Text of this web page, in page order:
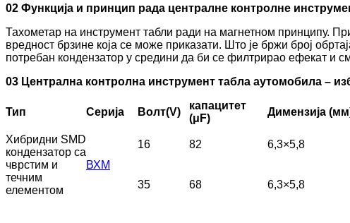
02 Функција и принцип рада централне контролне
Тахометар на инструмент табли ради на магнетном принципу.
вредност брзине која се може приказати. Што је бржи број
потребан кондензатор у средини да би се филтрирао ефекат и
03 Централна контролна инструмент табла аутомобила –
Тип Серија Волт(V)
капацитет
(μF)
Димензија
Хибридни SMD
кондензатор са
чврстим и
течним
елементом
ВХМ
16 82
6,3×5,8
35 68 6,3×5,8